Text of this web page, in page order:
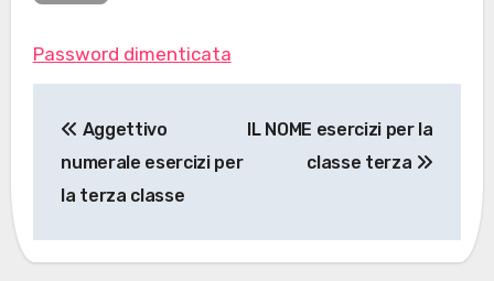
Password dimenticata
articoli
Aggettivo
numerale esercizi per
la terza classe
IL NOME esercizi per la
classe terza